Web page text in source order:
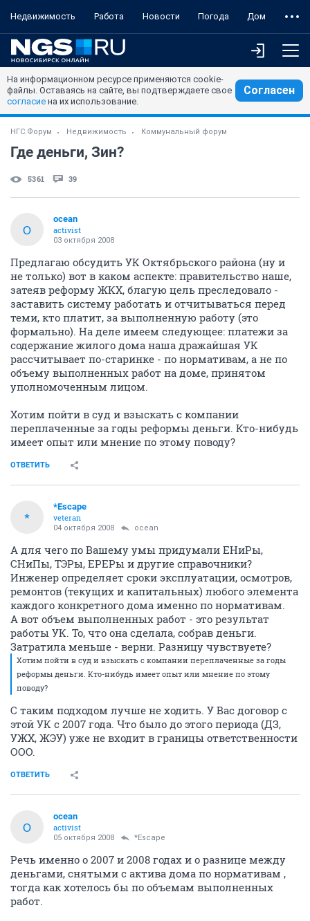
Недвижимость Работа Новости Погода Дом
На информационном ресурсе применяются cookie-
файлы. Оставаясь на сайте, вы подтверждаете свое
согласие на их использование.
Согласен
НГС.Форум Недвижимость Коммунальный форум
Где деньги, Зин?
5361 39
O
ocean
activist
03 октября 2008
Предлагаю обсудить УК Октябрьского района (ну и
не только) вот в каком аспекте: правительство наше,
затеяв реформу ЖКХ, благую цель преследовало -
заставить систему работать и отчитываться перед
теми, кто платит, за выполненную работу (это
формально). На деле имеем следующее: платежи за
содержание жилого дома наша дражайшая УК
рассчитывает по-старинке - по нормативам, а не по
объему выполненных работ на доме, принятом
уполномоченным лицом.
Хотим пойти в суд и взыскать с компании
переплаченные за годы реформы деньги. Кто-нибудь
имеет опыт или мнение по этому поводу?
ОТВЕТИТЬ
*
*Escape
veteran
04 октября 2008 ocean
А для чего по Вашему умы придумали ЕНиРы,
СНиПы, ТЭРы, ЕРЕРы и другие справочники?
Инженер определяет сроки эксплуатации, осмотров,
ремонтов (текущих и капитальных) любого элемента
каждого конкретного дома именно по нормативам.
А вот объем выполненных работ - это результат
работы УК. То, что она сделала, собрав деньги.
Затратила меньше - верни. Разницу чувствуете?
Хотим пойти в суд и взыскать с компании переплаченные за годы
реформы деньги. Кто-нибудь имеет опыт или мнение по этому
поводу?
С таким подходом лучше не ходить. У Вас договор с
этой УК с 2007 года. Что было до этого периода (ДЗ,
УЖХ, ЖЭУ) уже не входит в границы ответственности
ООО.
ОТВЕТИТЬ
O
ocean
activist
05 октября 2008 *Escape
Речь именно о 2007 и 2008 годах и о разнице между
деньгами, снятыми с актива дома по нормативам ,
тогда как хотелось бы по объемам выполненных
работ.